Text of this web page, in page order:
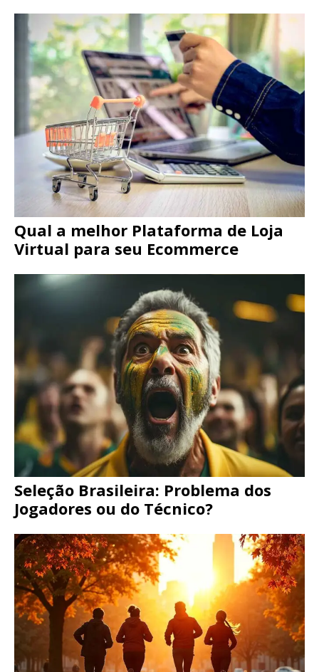
Qual a melhor Plataforma de Loja
Virtual para seu Ecommerce
Seleção Brasileira: Problema dos
Jogadores ou do Técnico?